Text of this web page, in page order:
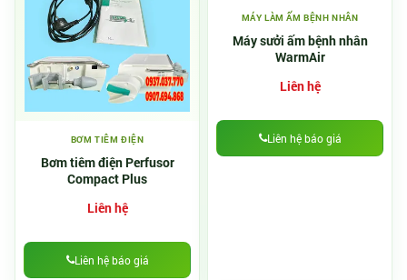
BƠM TIÊM ĐIỆN
Bơm tiêm điện Perfusor
Compact Plus
Liên hệ
Liên hệ báo giá
MÁY LÀM ẤM BỆNH NHÂN
Máy sưởi ấm bệnh nhân
WarmAir
Liên hệ
Liên hệ báo giá